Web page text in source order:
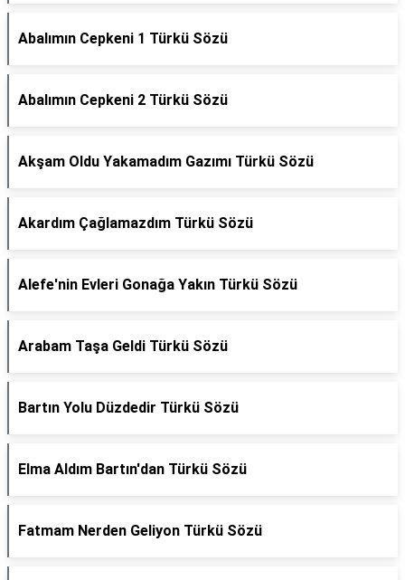
Abalımın Cepkeni 1 Türkü Sözü
Abalımın Cepkeni 2 Türkü Sözü
Akşam Oldu Yakamadım Gazımı Türkü Sözü
Akardım Çağlamazdım Türkü Sözü
Alefe'nin Evleri Gonağa Yakın Türkü Sözü
Arabam Taşa Geldi Türkü Sözü
Bartın Yolu Düzdedir Türkü Sözü
Elma Aldım Bartın'dan Türkü Sözü
Fatmam Nerden Geliyon Türkü Sözü